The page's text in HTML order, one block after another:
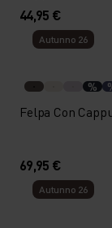
44,95 €
Autunno 26
%
Felpa Con
69,95 €
Autunno 26